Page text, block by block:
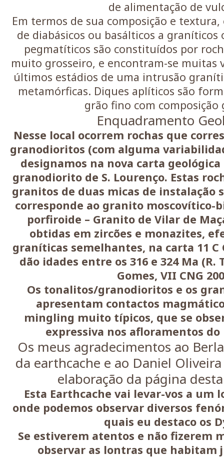
de alimentação de
Em termos de sua composição e
de diabásicos ou basálticos a
pegmatíticos são constituídos por
muito grosseiro, e encontram-se muitas
últimos estádios de uma intrusão
metamórficas. Diques aplíticos são
grão fino com composição
Enquadramento
Nesse local ocorrem rochas que
granodioritos (com alguma
designamos na nova carta geológica
granodiorito de S. Lourenço. Estas
granitos de duas micas de instalação
corresponde ao granito moscovítico-
porfiroide – Granito de Vilar de
obtidas em zircões e monazites,
graníticas semelhantes, na carta 11 C
dão idades entre os 316 e 324 Ma (R.
Gomes, VII CNG
Os tonalitos/granodioritos e os
apresentam contactos
mingling muito típicos, que se
expressiva nos afloramentos
Os meus agradecimentos ao
da earthcache e ao Daniel
elaboração da página
Esta Earthcache vai levar-vos a um
onde podemos observar diversos
quais eu destaco os
Se estiverem atentos e não fizerem
observar as lontras que habitam